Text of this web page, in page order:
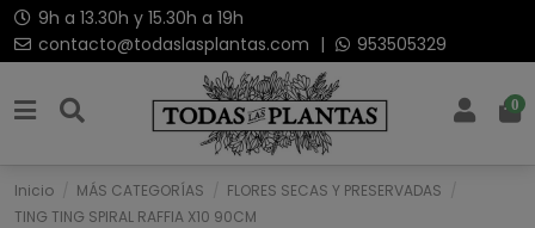
9h a 13.30h y 15.30h a 19h
contacto@todaslasplantas.com | 953505329
0
Inicio MÁS CATEGORÍAS
FLORES SECAS Y PRESERVADAS
TING TING SPIRAL RAFFIA X10 90CM